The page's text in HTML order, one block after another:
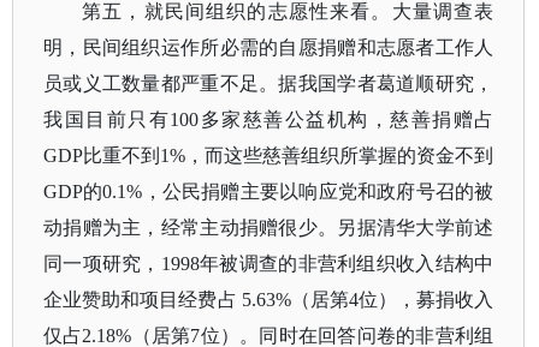
第五，就民间组织的志愿性来看。大量调查表
明，民间组织运作所必需的自愿捐赠和志愿者工作人
员或义工数量都严重不足。据我国学者葛道顺研究，
我国目前只有100多家慈善公益机构，慈善捐赠占
GDP比重不到1%，而这些慈善组织所掌握的资金不到
GDP的0.1%，公民捐赠主要以响应党和政府号召的被
动捐赠为主，经常主动捐赠很少。另据清华大学前述
同一项研究，1998年被调查的非营利组织收入结构中
企业赞助和项目经费占 5.63%（居第4位），募捐收入
仅占2.18%（居第7位）。同时在回答问卷的非营利组